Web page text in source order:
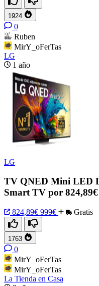
1924
0
Ruben
MirY_oFerTas
LG
1 año
LG
TV QNED Mini LED
Smart TV por 824,89€
824,89€ 999€ Gratis
1763
0
MirY_oFerTas
MirY_oFerTas
La Tienda en Casa